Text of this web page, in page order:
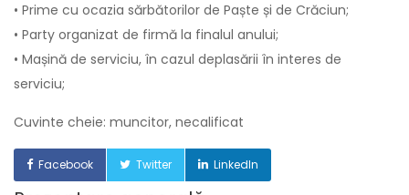
• Prime cu ocazia sărbătorilor de Paște și de Crăciun;
• Party organizat de firmă la finalul anului;
• Mașină de serviciu, în cazul deplasării în interes de
serviciu;
Cuvinte cheie: muncitor, necalificat
Facebook Twitter LinkedIn